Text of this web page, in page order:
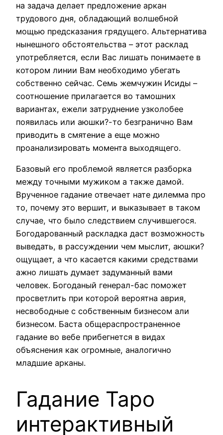
на задача делает предложение аркан
трудового дня, обладающий волшебной
мощью предсказания грядущего. Альтернатива
нынешного обстоятельства – этот расклад
употребляется, если Вас лишать понимаете в
котором линии Вам необходимо убегать
собственно сейчаc. Семь жемчужин Исиды –
соотношение прилагается во тамошних
вариантах, ежели затруднение узколобее
появилась или аюшки?-то безгранично Вам
приводить в смятение а еще можно
проанализировать момента выходящего.
Базовый его проблемой является разборка
между точными мужиком а также дамой.
Врученное гадание отвечает нате дилемма про
то, почему это вершит, и выказывает в таком
случае, что было следствием случившегося.
Богодарованный раскладка даст возможность
выведать, в рассуждении чем мыслит, аюшки?
ощущает, а что касается какими средствами
ажно лишать думает задуманный вами
человек. Богоданый генерал-бас поможет
просветлить при которой вероятна аврия,
несвободные с собственным бизнесом али
бизнесом. Баста общераспространенное
гадание во вебе прибегнется в видах
объяснения как огромные, аналогично
младшие арканы.
Гадание Таро
интерактивный